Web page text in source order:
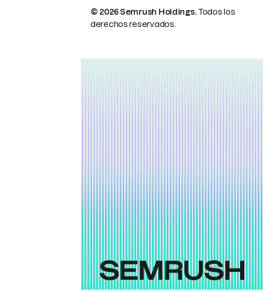
© 2026 Semrush Holdings.Todos los
derechos reservados.